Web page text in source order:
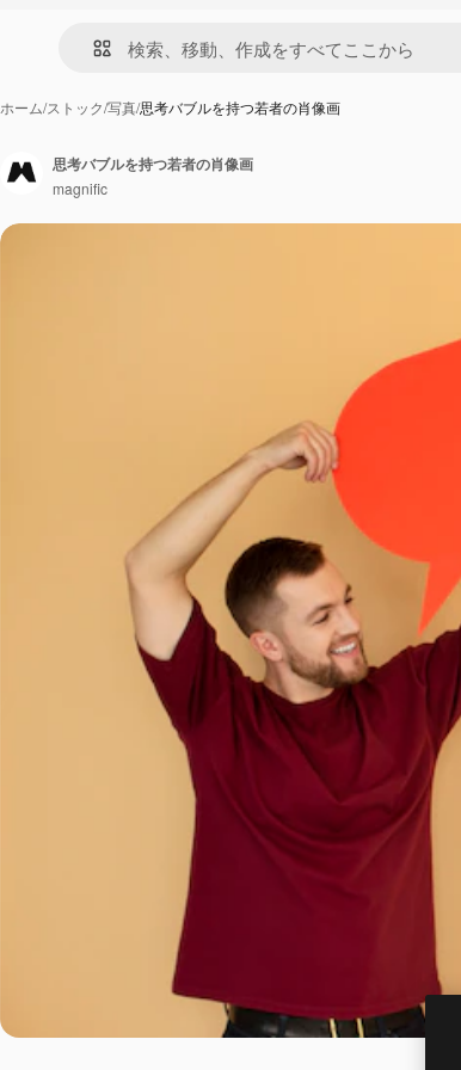
ホーム/ストック/写真/思考バブルを持つ若者の肖像画
思考バブルを持つ若者の肖像画
magnific